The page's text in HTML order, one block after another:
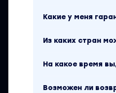
Trading 365.
можно
стоимость курса
Трейдинг,
«Юрий Козак»
Какие у меня
Из каких стран
На какое время
Возможен ли